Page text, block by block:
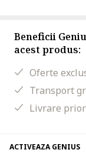
Beneficii
acest produs:
Oferte
Transport
Livrare
ACTIVEAZA GENIUS